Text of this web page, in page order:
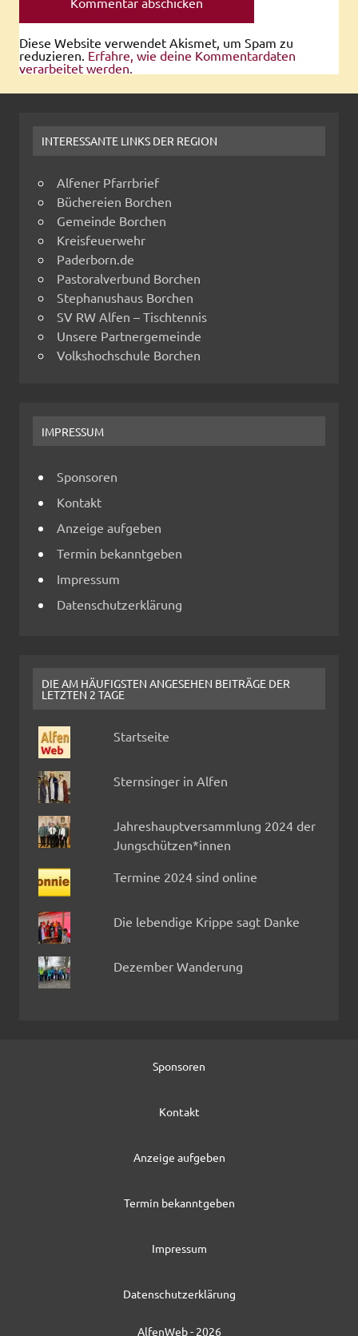
Diese Website verwendet Akismet, um Spam zu
reduzieren. Erfahre, wie deine Kommentardaten
verarbeitet werden.
INTERESSANTE LINKS DER REGION
Alfener Pfarrbrief
Büchereien Borchen
Gemeinde Borchen
Kreisfeuerwehr
Paderborn.de
Pastoralverbund Borchen
Stephanushaus Borchen
SV RW Alfen – Tischtennis
Unsere Partnergemeinde
Volkshochschule Borchen
IMPRESSUM
Sponsoren
Kontakt
Anzeige aufgeben
Termin bekanntgeben
Impressum
Datenschutzerklärung
DIE AM HÄUFIGSTEN ANGESEHEN BEITRÄGE DER
LETZTEN 2 TAGE
Startseite
Sternsinger in Alfen
Jahreshauptversammlung 2024 der
Jungschützen*innen
Termine 2024 sind online
Die lebendige Krippe sagt Danke
Dezember Wanderung
Sponsoren
Kontakt
Anzeige aufgeben
Termin bekanntgeben
Impressum
Datenschutzerklärung
AlfenWeb - 2026